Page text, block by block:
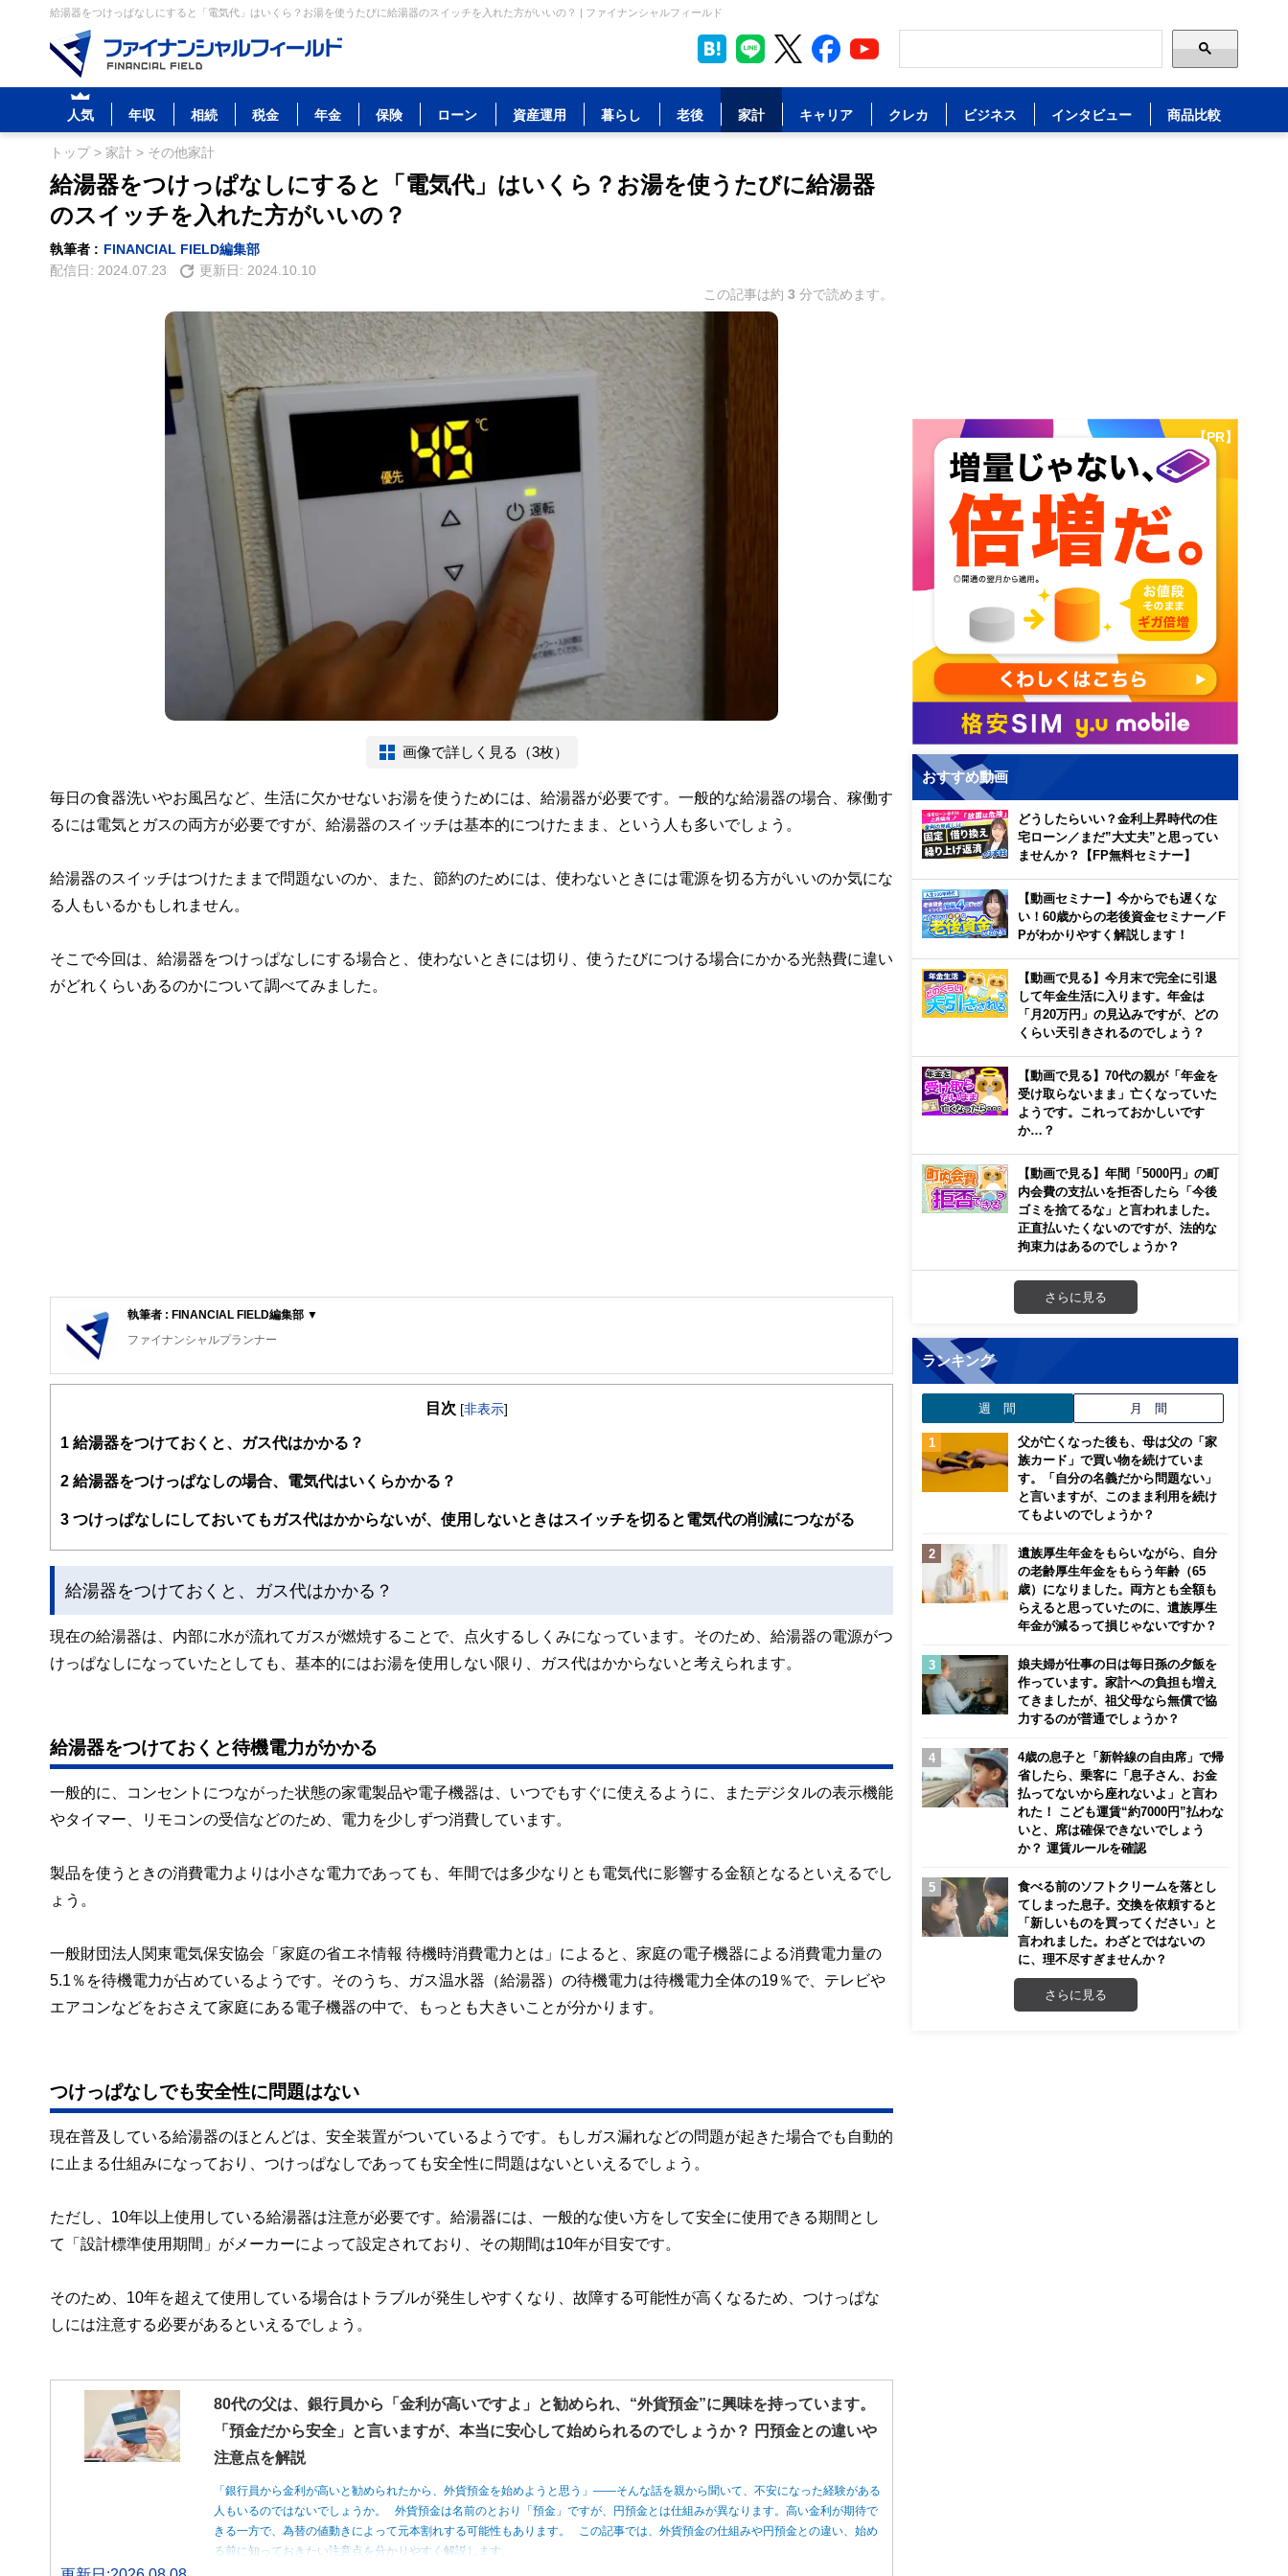
給湯器をつけっぱなしにすると「電気代」はいくら？お湯を使うたびに給湯器のスイッチを入れた方がいいの？ | ファイナンシャルフィールド
人気 年収 相続 税金 年金 保険 ローン 資産運用 暮らし 老後 家計 キャリア クレカ ビジネス インタビュー 商品比較
トップ> 家計 > その他家計
給湯器をつけっぱなしにすると「電気代」はいくら？お湯を使うたびに給湯器
のスイッチを入れた方がいいの？
執筆者 : FINANCIAL FIELD編集部
配信日: 2024.07.23 更新日: 2024.10.10
この記事は約 3 分で読めます。
画像で詳しく見る（3枚）
毎日の食器洗いやお風呂など、生活に欠かせないお湯を使うためには、給湯器が必要です。一般的な給湯器の場合、稼働す
るには電気とガスの両方が必要ですが、給湯器のスイッチは基本的につけたまま、という人も多いでしょう。
給湯器のスイッチはつけたままで問題ないのか、また、節約のためには、使わないときには電源を切る方がいいのか気にな
る人もいるかもしれません。
そこで今回は、給湯器をつけっぱなしにする場合と、使わないときには切り、使うたびにつける場合にかかる光熱費に違い
がどれくらいあるのかについて調べてみました。
執筆者 : FINANCIAL FIELD編集部 ▼
ファイナンシャルプランナー
FinancialField編集部は、金融、経済に関する記事を、日々の暮らしにどのような影響を与えるかという視点で、お金の知識がない方でも理解でき
案から記事掲載まですべての工程に関わることで、読者目線のコンテンツを追求しています。
FinancialFieldの特徴は、ファイナンシャルプランナー、弁護士、税理士、宅地建物取引士、相続診断士、住宅ローンアドバイザー、DCプランナ
ー、公認会計士、社会保険労務士、行政書士、投資アナリスト、キャリアコンサルタントなど150名以上の有資格者を執筆者・監修者として迎
私たちは、快適でより良い生活のアイデアを提供するお金のコンシェルジュを目指します。
目次 [非表示]
1 給湯器をつけておくと、ガス代はかかる？
2 給湯器をつけっぱなしの場合、電気代はいくらかかる？
3 つけっぱなしにしておいてもガス代はかからないが、使用しないときはスイッチを切ると電気代の削減につながる
給湯器をつけておくと、ガス代はかかる？
現在の給湯器は、内部に水が流れてガスが燃焼することで、点火するしくみになっています。そのため、給湯器の電源がつ
けっぱなしになっていたとしても、基本的にはお湯を使用しない限り、ガス代はかからないと考えられます。
給湯器をつけておくと待機電力がかかる
一般的に、コンセントにつながった状態の家電製品や電子機器は、いつでもすぐに使えるように、またデジタルの表示機能
やタイマー、リモコンの受信などのため、電力を少しずつ消費しています。
製品を使うときの消費電力よりは小さな電力であっても、年間では多少なりとも電気代に影響する金額となるといえるでし
ょう。
一般財団法人関東電気保安協会「家庭の省エネ情報 待機時消費電力とは」によると、家庭の電子機器による消費電力量の
5.1％を待機電力が占めているようです。そのうち、ガス温水器（給湯器）の待機電力は待機電力全体の19％で、テレビや
エアコンなどをおさえて家庭にある電子機器の中で、もっとも大きいことが分かります。
つけっぱなしでも安全性に問題はない
現在普及している給湯器のほとんどは、安全装置がついているようです。もしガス漏れなどの問題が起きた場合でも自動的
に止まる仕組みになっており、つけっぱなしであっても安全性に問題はないといえるでしょう。
ただし、10年以上使用している給湯器は注意が必要です。給湯器には、一般的な使い方をして安全に使用できる期間とし
て「設計標準使用期間」がメーカーによって設定されており、その期間は10年が目安です。
そのため、10年を超えて使用している場合はトラブルが発生しやすくなり、故障する可能性が高くなるため、つけっぱな
しには注意する必要があるといえるでしょう。
80代の父は、銀行員から「金利が高いですよ」と勧められ、“外貨預金”に興味を持っています。
「預金だから安全」と言いますが、本当に安心して始められるのでしょうか？ 円預金との違いや
注意点を解説
「銀行員から金利が高いと勧められたから、外貨預金を始めようと思う」――そんな話を親から聞いて、不安になった経験がある
人もいるのではないでしょうか。 外貨預金は名前のとおり「預金」ですが、円預金とは仕組みが異なります。高い金利が期待で
きる一方で、為替の値動きによって元本割れする可能性もあります。 この記事では、外貨預金の仕組みや円預金との違い、始め
る前に知っておきたい注意点を分かりやすく解説します。
【PR】
おすすめ動画
どうしたらいい？金利上昇時代の住
宅ローン／まだ”大丈夫”と思ってい
ませんか？【FP無料セミナー】
【動画セミナー】今からでも遅くな
い！60歳からの老後資金セミナー／F
Pがわかりやすく解説します！
【動画で見る】今月末で完全に引退
して年金生活に入ります。年金は
「月20万円」の見込みですが、どの
くらい天引きされるのでしょう？
【動画で見る】70代の親が「年金を
受け取らないまま」亡くなっていた
ようです。これっておかしいです
か…？
【動画で見る】年間「5000円」の町
内会費の支払いを拒否したら「今後
ゴミを捨てるな」と言われました。
正直払いたくないのですが、法的な
拘束力はあるのでしょうか？
さらに見る
ランキング
週 間 月 間
父が亡くなった後も、母は父の「家
族カード」で買い物を続けていま
す。「自分の名義だから問題ない」
と言いますが、このまま利用を続け
てもよいのでしょうか？
遺族厚生年金をもらいながら、自分
の老齢厚生年金をもらう年齢（65
歳）になりました。両方とも全額も
らえると思っていたのに、遺族厚生
年金が減るって損じゃないですか？
娘夫婦が仕事の日は毎日孫の夕飯を
作っています。家計への負担も増え
てきましたが、祖父母なら無償で協
力するのが普通でしょうか？
4歳の息子と「新幹線の自由席」で帰
省したら、乗客に「息子さん、お金
払ってないから座れないよ」と言わ
れた！ こども運賃“約7000円”払わな
いと、席は確保できないでしょう
か？ 運賃ルールを確認
食べる前のソフトクリームを落とし
てしまった息子。交換を依頼すると
「新しいものを買ってください」と
言われました。わざとではないの
に、理不尽すぎませんか？
さらに見る